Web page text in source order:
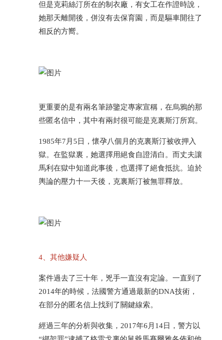
但是克莉絲汀所在的制衣廠，有女工在作證時說，
她那天離開後，併沒有去保育園，而是驅車開往了
相反的方嚮。
更重要的是有兩名筆跡鑒定專家宣稱，在烏鴉的那
些匿名信中，其中有兩封很可能是克裏斯汀所寫。
1985年7月5日，懷孕八個月的克裏斯汀被收押入
獄。在監獄裏，她選擇用絕食自證清白。而丈夫讓
馬利在獄中知道此事後，也選擇了絕食抵抗。迫於
輿論的壓力十一天後，克裏斯汀被無罪釋放。
4、其他嫌疑人
案件過去了三十年，兇手一直沒有定論。一直到了
2014年的時候，法國警方通過最新的DNA技術，
在部分的匿名信上找到了關鍵線索。
經過三年的分析與收集，2017年6月14日，警方以